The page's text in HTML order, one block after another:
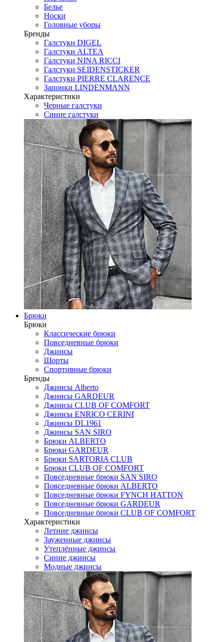
Белье
Носки
Головные уборы
Бренды
Галстуки DIGEL
Галстуки ALTEA
Галстуки NINA RICCI
Галстуки SEIDENSTICKER
Галстуки PIERRE CLARENCE
Запонки LINDENMANN
Характеристики
Черные галстуки
Синие галстуки
Брюки
Брюки
Классические брюки
Повседневные брюки
Джинсы
Шорты
Спортивные брюки
Бренды
Джинсы Alberto
Джинсы GARDEUR
Джинсы CLUB OF COMFORT
Джинсы ENRICO CERINI
Джинсы DL1961
Джинсы SAN SIRO
Брюки ALBERTO
Брюки GARDEUR
Брюки SARTORIA CLUB
Брюки CLUB OF COMFORT
Повседневные брюки SAN SIRO
Повседневные брюки ALBERTO
Повседневные брюки FYNCH HATTON
Повседневные брюки GARDEUR
Повседневные брюки CLUB OF COMFORT
Характеристики
Летние джинсы
Зауженные джинсы
Утеплённые джинсы
Синие джинсы
Модные джинсы